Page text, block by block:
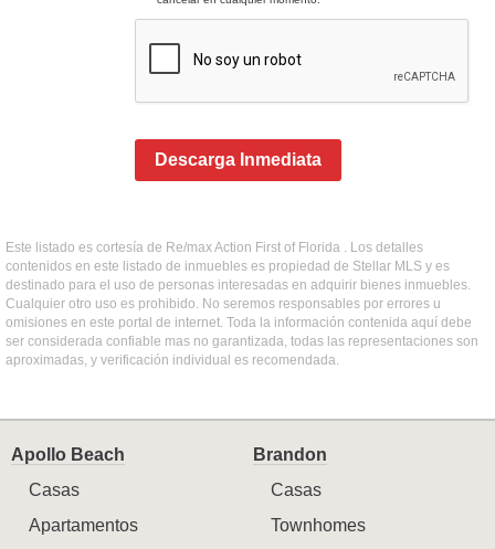
Descarga Inmediata
Este listado es cortesía de Re/max Action First of Florida . Los detalles
contenidos en este listado de inmuebles es propiedad de Stellar MLS y es
destinado para el uso de personas interesadas en adquirir bienes inmuebles.
Cualquier otro uso es prohibido. No seremos responsables por errores u
omisiones en este portal de internet. Toda la información contenida aquí debe
ser considerada confiable mas no garantizada, todas las representaciones son
aproximadas, y verificación individual es recomendada.
Apollo Beach
Casas
Apartamentos
Brandon
Casas
Townhomes